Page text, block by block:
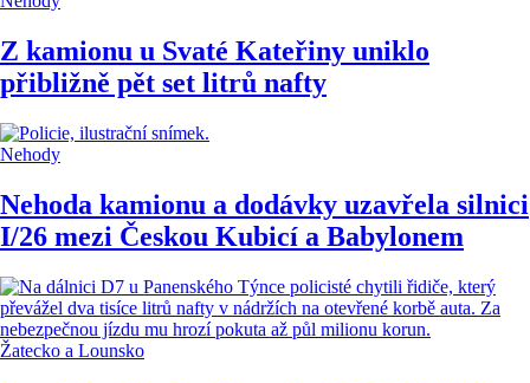
Z kamionu u Svaté Kateřiny uniklo
přibližně pět set litrů nafty
Nehody
Nehoda kamionu a dodávky uzavřela silnici
I/26 mezi Českou Kubicí a Babylonem
Žatecko a Lounsko